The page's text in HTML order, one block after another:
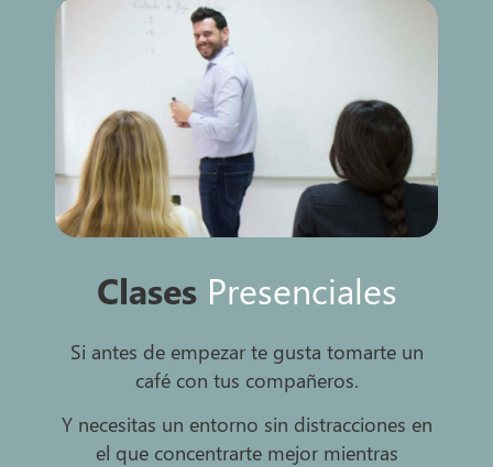
Clases Presenciales
Si antes de empezar te gusta tomarte un
café con tus compañeros.
Y necesitas un entorno sin distracciones en
el que concentrarte mejor mientras